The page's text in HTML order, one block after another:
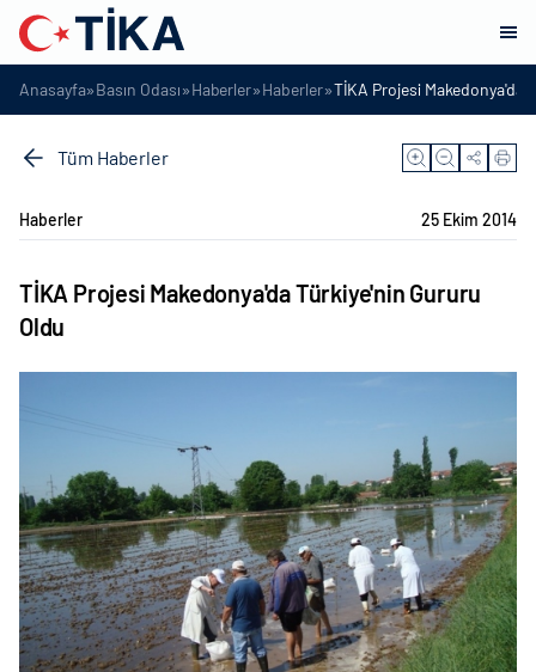
Anasayfa»Basın Odası»Haberler»Haberler»TİKA Projesi Makedonya'da
Tüm Haberler
Haberler 25 Ekim 2014
TİKA Projesi Makedonya'da Türkiye'nin Gururu
Oldu